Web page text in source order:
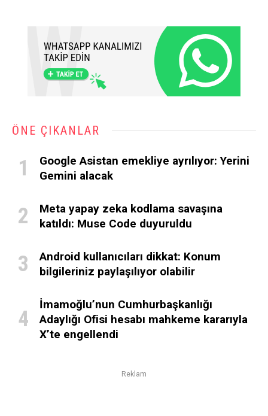
ÖNE ÇIKANLAR
Google Asistan emekliye ayrılıyor: Yerini
Gemini alacak
Meta yapay zeka kodlama savaşına
katıldı: Muse Code duyuruldu
Android kullanıcıları dikkat: Konum
bilgileriniz paylaşılıyor olabilir
İmamoğlu’nun Cumhurbaşkanlığı
Adaylığı Ofisi hesabı mahkeme kararıyla
X’te engellendi
Reklam